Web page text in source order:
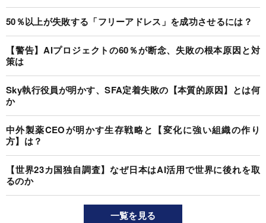
50％以上が失敗する「フリーアドレス」を成功させるには？
【警告】AIプロジェクトの60％が断念、失敗の根本原因と対
策は
Sky執行役員が明かす、SFA定着失敗の【本質的原因】とは何
か
中外製薬CEOが明かす生存戦略と【変化に強い組織の作り
方】は？
【世界23カ国独自調査】なぜ日本はAI活用で世界に後れを取
るのか
一覧を見る